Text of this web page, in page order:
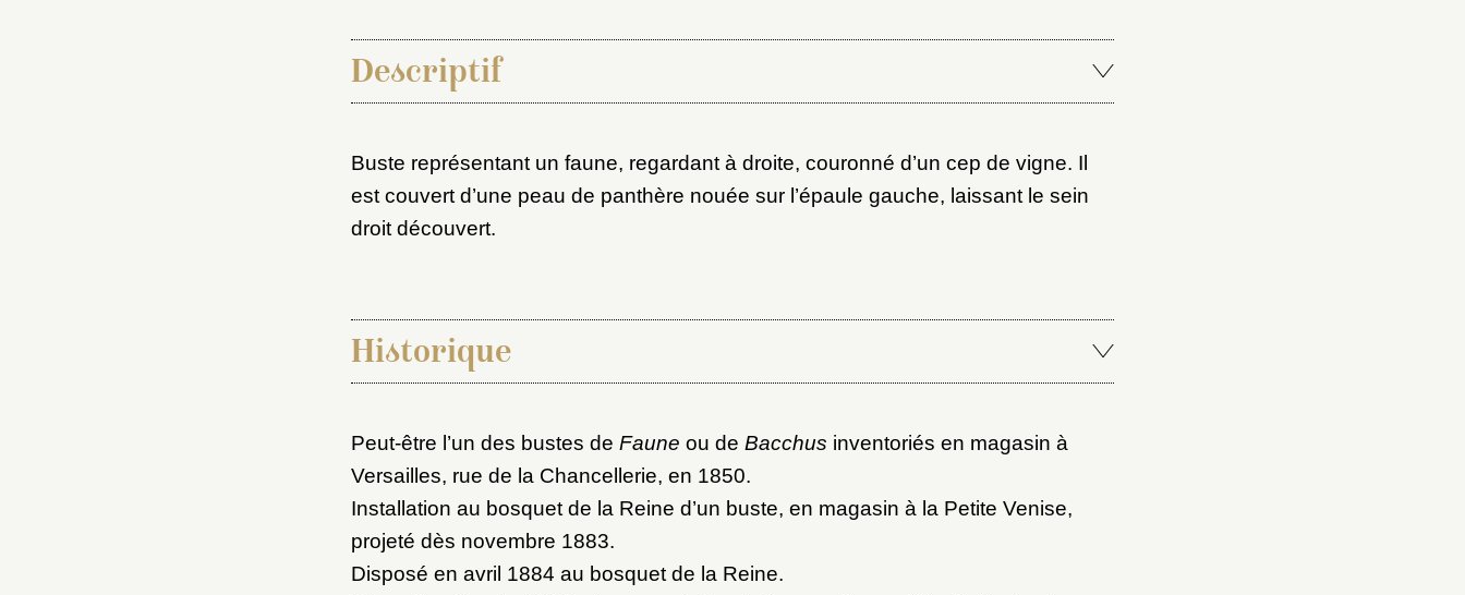
Descriptif
Buste représentant un faune, regardant à droite, couronné d’un cep de vigne. Il
est couvert d’une peau de panthère nouée sur l’épaule gauche, laissant le sein
droit découvert.
Historique
Peut-être l’un des bustes de Faune ou de Bacchus inventoriés en magasin à
Versailles, rue de la Chancellerie, en 1850.
Installation au bosquet de la Reine d’un buste, en magasin à la Petite Venise,
projeté dès novembre 1883.
Disposé en avril 1884 au bosquet de la Reine.
Choix du dossier où ajouter la notice
Nom du dossier
Valider
Nouveau dossier
Connexion
Vous n'êtes pas encore inscrit ?